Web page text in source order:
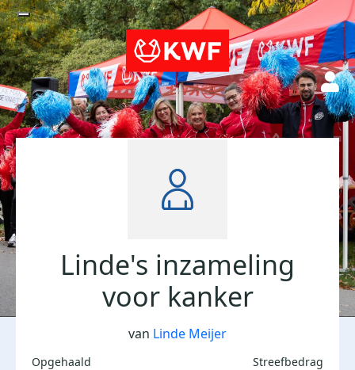
Linde's inzameling
voor kanker
van Linde Meijer
Opgehaald Streefbedrag